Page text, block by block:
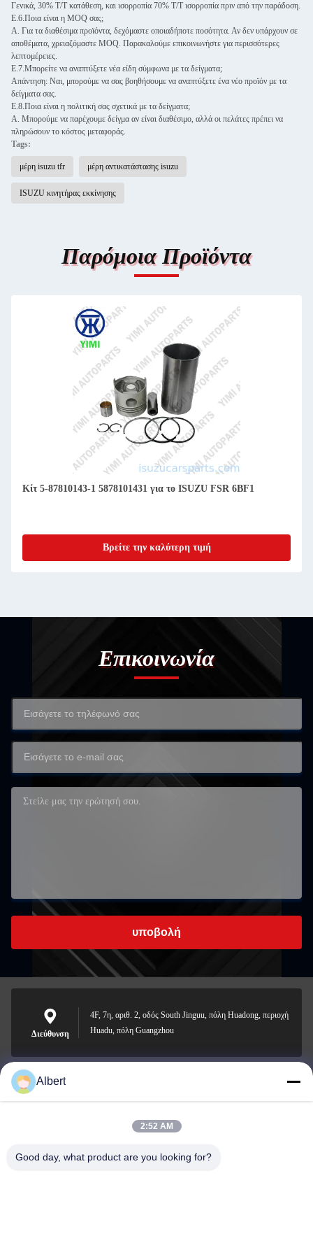
Γενικά, 30% T/T κατάθεση, και ισορροπία 70% T/T ισορροπία πριν από την παράδοση.
Ε.6.Ποια είναι η MOQ σας;
Α. Για τα διαθέσιμα προϊόντα, δεχόμαστε οποιαδήποτε ποσότητα. Αν δεν υπάρχουν σε
αποθέματα, χρειαζόμαστε MOQ. Παρακαλούμε επικοινωνήστε για περισσότερες
λεπτομέρειες.
Ε.7.Μπορείτε να αναπτύξετε νέα είδη σύμφωνα με τα δείγματα;
Απάντηση: Ναι, μπορούμε να σας βοηθήσουμε να αναπτύξετε ένα νέο προϊόν με τα
δείγματα σας.
Ε.8.Ποια είναι η πολιτική σας σχετικά με τα δείγματα;
Α. Μπορούμε να παρέχουμε δείγμα αν είναι διαθέσιμο, αλλά οι πελάτες πρέπει να
πληρώσουν το κόστος μεταφοράς.
Tags:
μέρη isuzu tfr μέρη αντικατάστασης isuzu
ISUZU κινητήρας εκκίνησης
Παρόμοια Προϊόντα
Κίτ 5-87810143-1 5878101431 για το ISUZU FSR 6BF1
Βρείτε την καλύτερη τιμή
Επικοινωνία
υποβολή
Διεύθυνση
4F, 7η, αριθ. 2, οδός South Jinguu, πόλη Huadong, περιοχή
Huadu, πόλη Guangzhou
james@yimiautoparts.com
Albert
2:52 AM
Good day, what product are you looking for?